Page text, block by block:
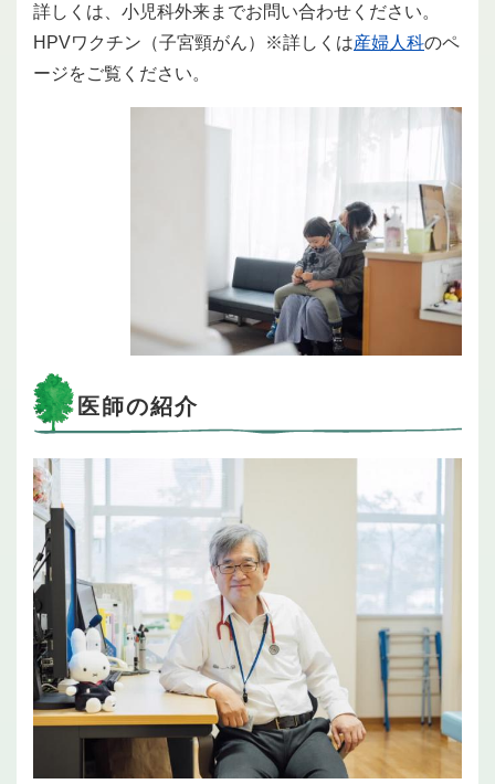
詳しくは、小児科外来までお問い合わせください。
HPVワクチン（子宮頸がん）※詳しくは産婦人科のペ
ージをご覧ください。
医師の紹介